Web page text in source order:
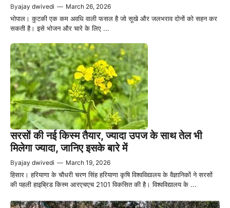
Byajay dwivedi — March 26, 2026
भोपाल। कुटकी एक कम अवधि वाली फसल है जो सूखे और जलभराव दोनों को सहन कर
सकती है। इसे भोजन और चारे के लिए ...
सरसों की नई किस्म तैयार, ज्यादा उपज के साथ तेल भी
मिलेगा ज्यादा, जानिए इसके बारे में
Byajay dwivedi — March 19, 2026
हिसार। हरियाणा के चौधरी चरण सिंह हरियाणा कृषि विश्वविद्यालय के वैज्ञानिकों ने सरसों
की पहली हाइब्रिड किस्म आरएचएच 2101 विकसित की है। विश्वविद्यालय के ...